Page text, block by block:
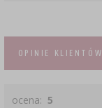
OPINIE KLIENTÓW
ocena: 5